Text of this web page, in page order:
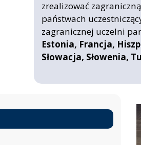
zrealizować
państwach
zagranicznej uczelni
Estonia, Francja,
Słowacja, Słowenia,